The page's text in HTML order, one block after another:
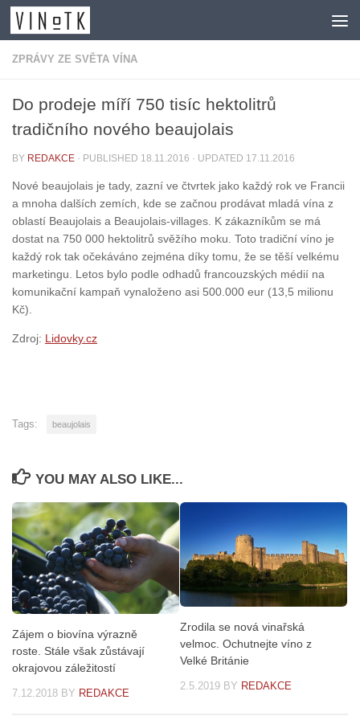
Skip to content
ZPRÁVY ZE SVĚTA VÍNA
Do prodeje míří 750 tisíc hektolitrů
tradičního nového beaujolais
BY REDAKCE · PUBLISHED 18.11.2016 · UPDATED 17.11.2016
Nové beaujolais je tady, zazní ve čtvrtek jako každý rok ve Francii
a mnoha dalších zemích, kde se začnou prodávat mladá vína z
oblastí Beaujolais a Beaujolais-villages. K zákazníkům se má
dostat na 750 000 hektolitrů svěžího moku. Toto tradiční víno je
každý rok tak očekáváno zejména díky tomu, že se těší velkému
marketingu. Letos bylo podle odhadů francouzských médií na
komunikační kampaň vynaloženo asi 500.000 eur (13,5 milionu
Kč).
Zdroj: Lidovky.cz
Tags: beaujolais
YOU MAY ALSO LIKE...
Zájem o biovína výrazně
roste. Stále však zůstávají
okrajovou záležitostí
7.12.2018 BY REDAKCE
Zrodila se nová vinařská
velmoc. Ochutnejte víno z
Velké Británie
2.5.2019 BY REDAKCE